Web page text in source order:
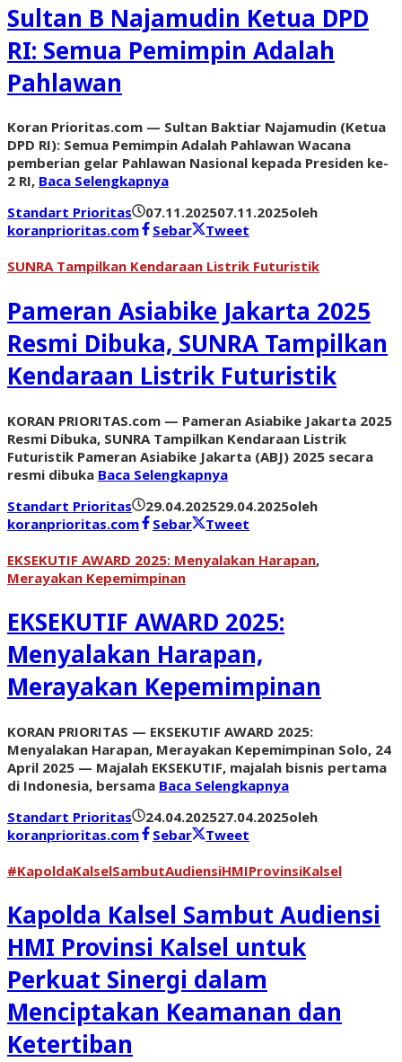
Sultan B Najamudin Ketua DPD
RI: Semua Pemimpin Adalah
Pahlawan
Koran Prioritas.com — Sultan Baktiar Najamudin (Ketua
DPD RI): Semua Pemimpin Adalah Pahlawan Wacana
pemberian gelar Pahlawan Nasional kepada Presiden ke-
2 RI, Baca Selengkapnya
Standart Prioritas
07.11.202507.11.2025oleh
koranprioritas.com
Sebar
Tweet
SUNRA Tampilkan Kendaraan Listrik Futuristik
Pameran Asiabike Jakarta 2025
Resmi Dibuka, SUNRA Tampilkan
Kendaraan Listrik Futuristik
KORAN PRIORITAS.com — Pameran Asiabike Jakarta 2025
Resmi Dibuka, SUNRA Tampilkan Kendaraan Listrik
Futuristik Pameran Asiabike Jakarta (ABJ) 2025 secara
resmi dibuka Baca Selengkapnya
Standart Prioritas
29.04.202529.04.2025oleh
koranprioritas.com
Sebar
Tweet
EKSEKUTIF AWARD 2025: Menyalakan Harapan,
Merayakan Kepemimpinan
EKSEKUTIF AWARD 2025:
Menyalakan Harapan,
Merayakan Kepemimpinan
KORAN PRIORITAS — EKSEKUTIF AWARD 2025:
Menyalakan Harapan, Merayakan Kepemimpinan Solo, 24
April 2025 — Majalah EKSEKUTIF, majalah bisnis pertama
di Indonesia, bersama Baca Selengkapnya
Standart Prioritas
24.04.202527.04.2025oleh
koranprioritas.com
Sebar
Tweet
#KapoldaKalselSambutAudiensiHMIProvinsiKalsel
Kapolda Kalsel Sambut Audiensi
HMI Provinsi Kalsel untuk
Perkuat Sinergi dalam
Menciptakan Keamanan dan
Ketertiban